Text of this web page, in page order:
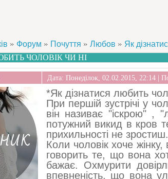
» Форум » Почуття » Любов » Як
ЧОЛОВІК ЧИ НІ
Дата: Понеділок, 02.02.2015, 22:14 |
*Як дізнатися любить
При першій зустрічі у
він називає "іскрою" ,
потужний викид в кров
прихильності не
Коли чоловік хоче
говорить те, що вона
бажає. Охмурити
впевненість, що вона